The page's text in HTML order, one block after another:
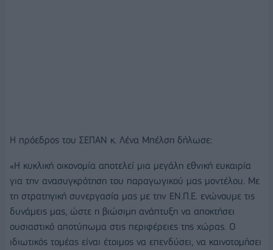
Η πρόεδρος του ΣΕΠΑΝ κ. Λένα Μπέλση δήλωσε:
«Η κυκλική οικονομία αποτελεί μια μεγάλη εθνική ευκαιρία
για την ανασυγκρότηση του παραγωγικού μας μοντέλου. Με
τη στρατηγική συνεργασία μας με την ΕΝ.Π.Ε. ενώνουμε τις
δυνάμεις μας, ώστε η βιώσιμη ανάπτυξη να αποκτήσει
ουσιαστικό αποτύπωμα στις περιφέρειες της χώρας. Ο
ιδιωτικός τομέας είναι έτοιμος να επενδύσει, να καινοτομήσει